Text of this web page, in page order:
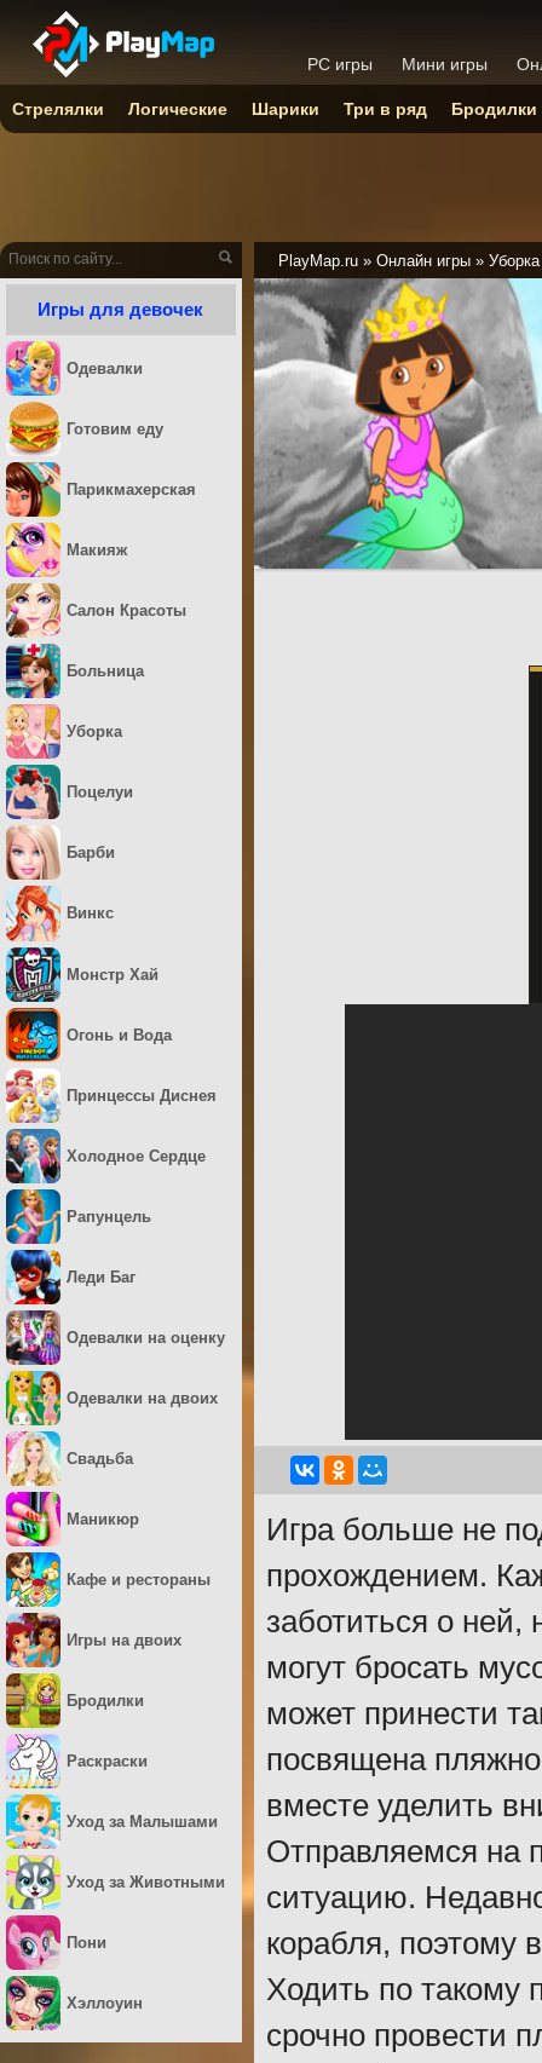
PlayMap.ru » Онлайн игры » Уборка
Игра больше не
прохождением.
заботиться о
могут бросать
может принести
посвящена
вместе уделить
Отправляемся на
ситуацию.
корабля, поэтому
Ходить по такому
срочно провести
Игры для девочек
Одевалки
Готовим еду
Парикмахерская
Макияж
Салон Красоты
Больница
Уборка
Поцелуи
Барби
Винкс
Монстр Хай
Огонь и Вода
Принцессы Диснея
Холодное Сердце
Рапунцель
Леди Баг
Одевалки на оценку
Одевалки на двоих
Свадьба
Маникюр
Кафе и рестораны
Игры на двоих
Бродилки
Раскраски
Уход за Малышами
Уход за Животными
Пони
Хэллоуин
PC игры Мини игры
Стрелялки Логические Шарики Три в ряд Бродилки